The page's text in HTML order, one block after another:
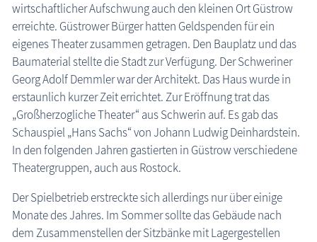
wirtschaftlicher Aufschwung auch den kleinen Ort Güstrow
erreichte. Güstrower Bürger hatten Geldspenden für ein
eigenes Theater zusammen getragen. Den Bauplatz und das
Baumaterial stellte die Stadt zur Verfügung. Der Schweriner
Georg Adolf Demmler war der Architekt. Das Haus wurde in
erstaunlich kurzer Zeit errichtet. Zur Eröffnung trat das
„Großherzogliche Theater“ aus Schwerin auf. Es gab das
Schauspiel „Hans Sachs“ von Johann Ludwig Deinhardstein.
In den folgenden Jahren gastierten in Güstrow verschiedene
Theatergruppen, auch aus Rostock.
Der Spielbetrieb erstreckte sich allerdings nur über einige
Monate des Jahres. Im Sommer sollte das Gebäude nach
dem Zusammenstellen der Sitzbänke mit Lagergestellen